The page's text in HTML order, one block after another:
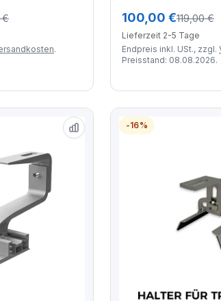
€
.
100,00 €119,00 €
Lieferzeit 2-5 Tage
Endpreis inkl. USt., zzgl.
Preisstand: 08.08.2026.
-16%